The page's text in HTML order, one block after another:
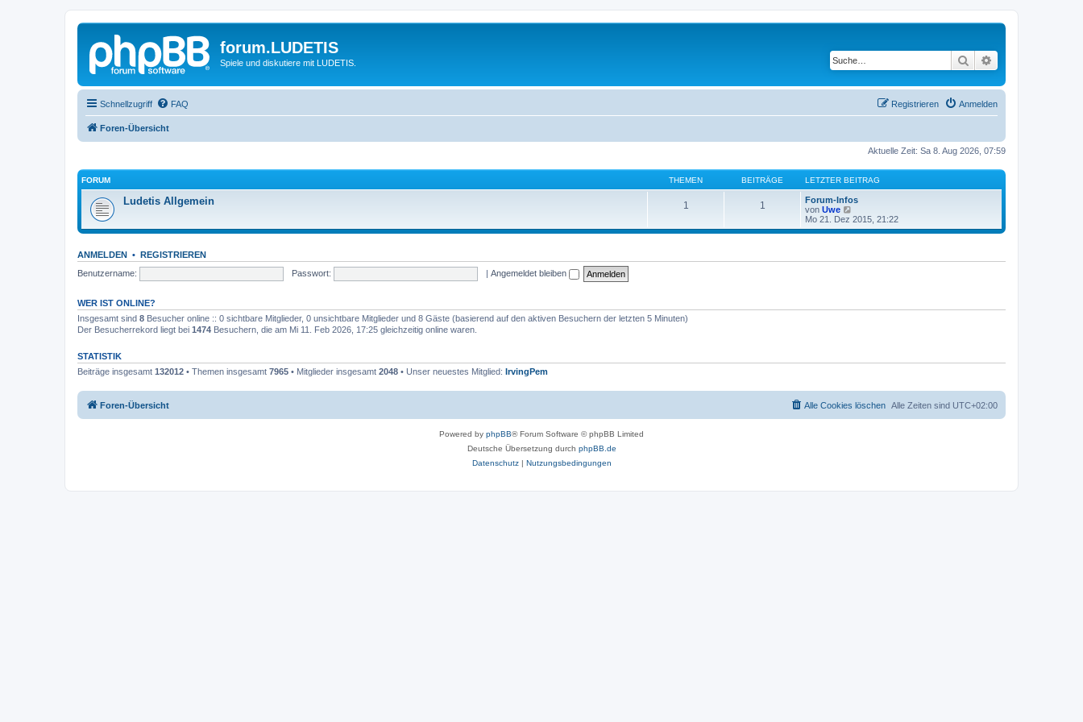
forum.LUDETIS
Spiele und diskutiere mit LUDETIS. Suche
Schnellzugriff FAQ Anmelden
Registrieren
Foren-Übersicht
Aktuelle Zeit: Sa 8. Aug 2026, 07:59
FORUM THEMEN BEITRÄGE LETZTER BEITRAG
Ludetis Allgemein 1 1
Forum-Infos
von Uwe
e
u
Mo 21. Dez 2015, 21:22
ANMELDEN • REGISTRIEREN
Benutzername:
Passwort: | Angemeldet bleiben
WER IST ONLINE?
Insgesamt sind 8 Besucher online :: 0 sichtbare Mitglieder, 0 unsichtbare Mitglieder und 8 Gäste (basierend auf den aktiven Besuchern der letzten 5 Minuten)
Der Besucherrekord liegt bei 1474 Besuchern, die am Mi 11. Feb 2026, 17:25 gleichzeitig online waren.
STATISTIK
Beiträge insgesamt 132012 • Themen insgesamt 7965 • Mitglieder insgesamt 2048 • Unser neuestes Mitglied: IrvingPem
Foren-Übersicht Alle Zeiten sind UTC+02:00
Alle Cookies löschen
Powered by phpBB® Forum Software © phpBB Limited
Deutsche Übersetzung durch phpBB.de
Datenschutz| Nutzungsbedingungen